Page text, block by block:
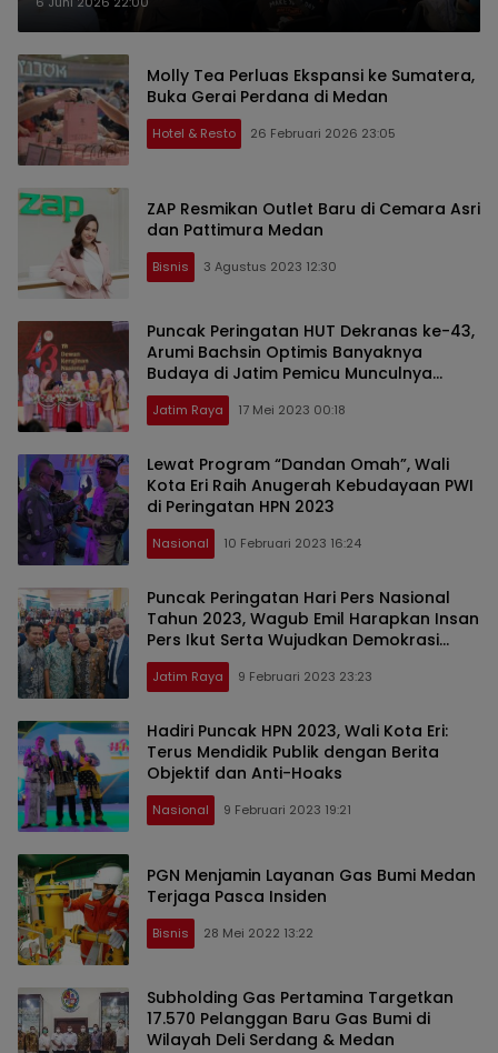
Molly Tea Perluas Ekspansi ke Sumatera,
Buka Gerai Perdana di Medan
Hotel & Resto 26 Februari 2026 23:05
ZAP Resmikan Outlet Baru di Cemara Asri
dan Pattimura Medan
Bisnis 3 Agustus 2023 12:30
Puncak Peringatan HUT Dekranas ke-43,
Arumi Bachsin Optimis Banyaknya
Budaya di Jatim Pemicu Munculnya
Banyak Kriya
Jatim Raya 17 Mei 2023 00:18
Lewat Program “Dandan Omah”, Wali
Kota Eri Raih Anugerah Kebudayaan PWI
di Peringatan HPN 2023
Nasional 10 Februari 2023 16:24
Puncak Peringatan Hari Pers Nasional
Tahun 2023, Wagub Emil Harapkan Insan
Pers Ikut Serta Wujudkan Demokrasi
yang Bermartabat
Jatim Raya 9 Februari 2023 23:23
Hadiri Puncak HPN 2023, Wali Kota Eri:
Terus Mendidik Publik dengan Berita
Objektif dan Anti-Hoaks
Nasional 9 Februari 2023 19:21
PGN Menjamin Layanan Gas Bumi Medan
Terjaga Pasca Insiden
Bisnis 28 Mei 2022 13:22
Subholding Gas Pertamina Targetkan
17.570 Pelanggan Baru Gas Bumi di
Wilayah Deli Serdang & Medan